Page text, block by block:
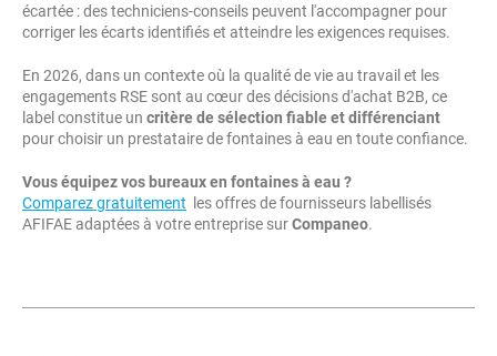
écartée : des techniciens-conseils peuvent l'accompagner pour
corriger les écarts identifiés et atteindre les exigences requises.
En 2026, dans un contexte où la qualité de vie au travail et les
engagements RSE sont au cœur des décisions d'achat B2B, ce
label constitue un critère de sélection fiable et différenciant
pour choisir un prestataire de fontaines à eau en toute confiance.
Vous équipez vos bureaux en fontaines à eau ?
Comparez gratuitement les offres de fournisseurs labellisés
AFIFAE adaptées à votre entreprise surCompaneo.